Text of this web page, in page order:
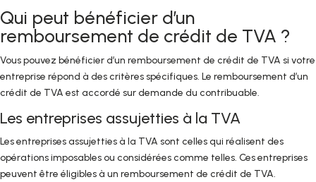
Qui peut bénéficier d’un
remboursement de crédit de TVA ?
Vous pouvez bénéficier d’un remboursement de crédit de TVA si votre
entreprise répond à des critères spécifiques. Le remboursement d’un
crédit de TVA est accordé sur demande du contribuable.
Les entreprises assujetties à la TVA
Les entreprises assujetties à la TVA sont celles qui réalisent des
opérations imposables ou considérées comme telles. Ces entreprises
peuvent être éligibles à un remboursement de crédit de TVA.